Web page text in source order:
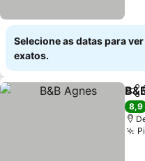
Selecione as datas para
exatos.
8,9